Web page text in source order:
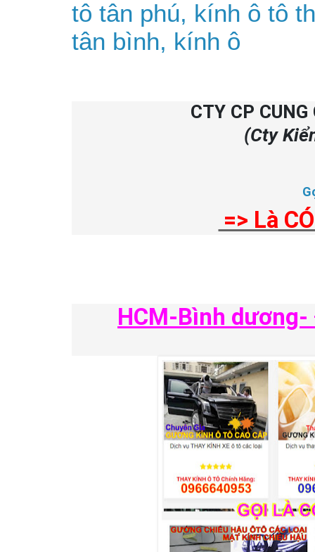
tô tân phú, kính ô tô
tân bình, kính ô
CTY CP
(Cty
=> Là
HCM-Bình